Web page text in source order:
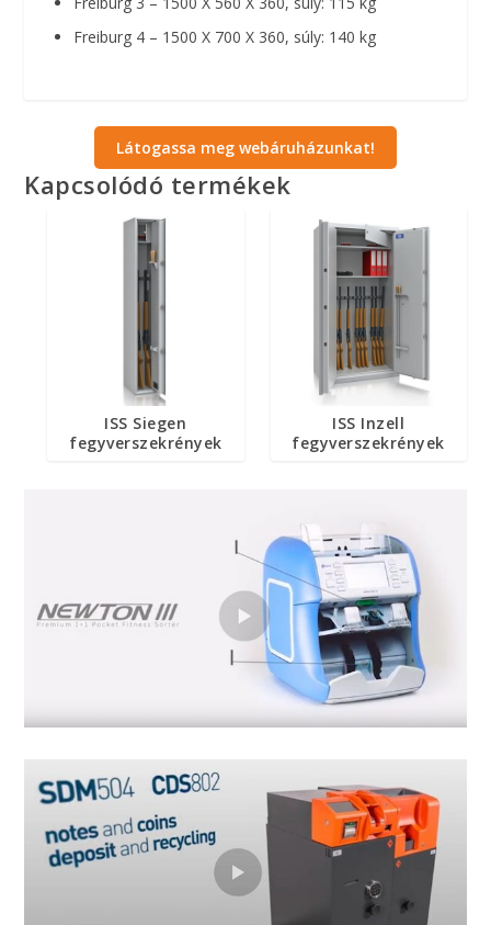
Freiburg 4 – 1500 X 700 X 360, súly: 140 kg
Látogassa meg webáruházunkat!
Kapcsolódó termékek
ISS Siegen
fegyverszekrények
ISS Inzell
fegyverszekrények